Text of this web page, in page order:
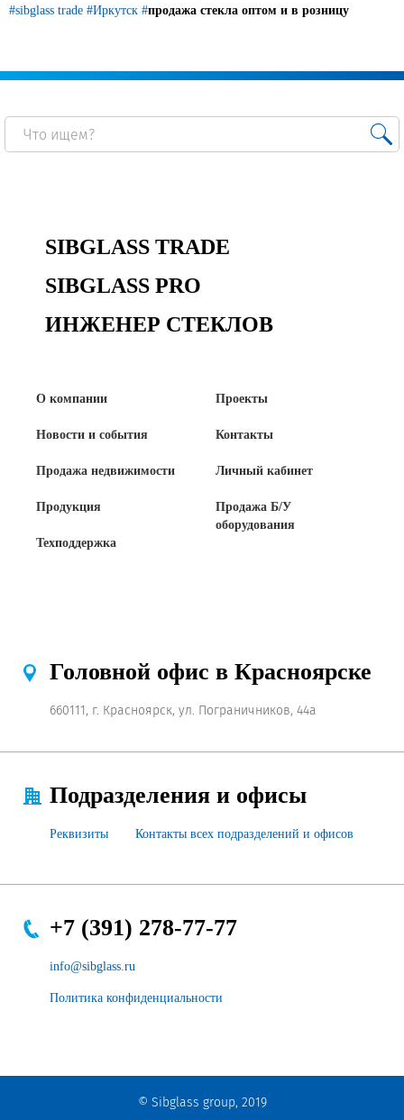
ГОСТы, ТУ и другая техническая документация
+7 (391) 278-77-77
Личный кабинет
#sibglass trade #Иркутск #продажа стекла оптом и в розницу
SIBGLASS TRADE
SIBGLASS PRO
ИНЖЕНЕР СТЕКЛОВ
О компании
Новости и события
Продажа недвижимости
Продукция
Техподдержка
Проекты
Контакты
Личный кабинет
Продажа Б/У
оборудования
Головной офис в Красноярске
660111, г. Красноярск, ул. Пограничников, 44а
Подразделения и офисы
Реквизиты Контакты всех подразделений и офисов
+7 (391) 278-77-77
info@sibglass.ru
Политика конфиденциальности
© Sibglass group, 2019